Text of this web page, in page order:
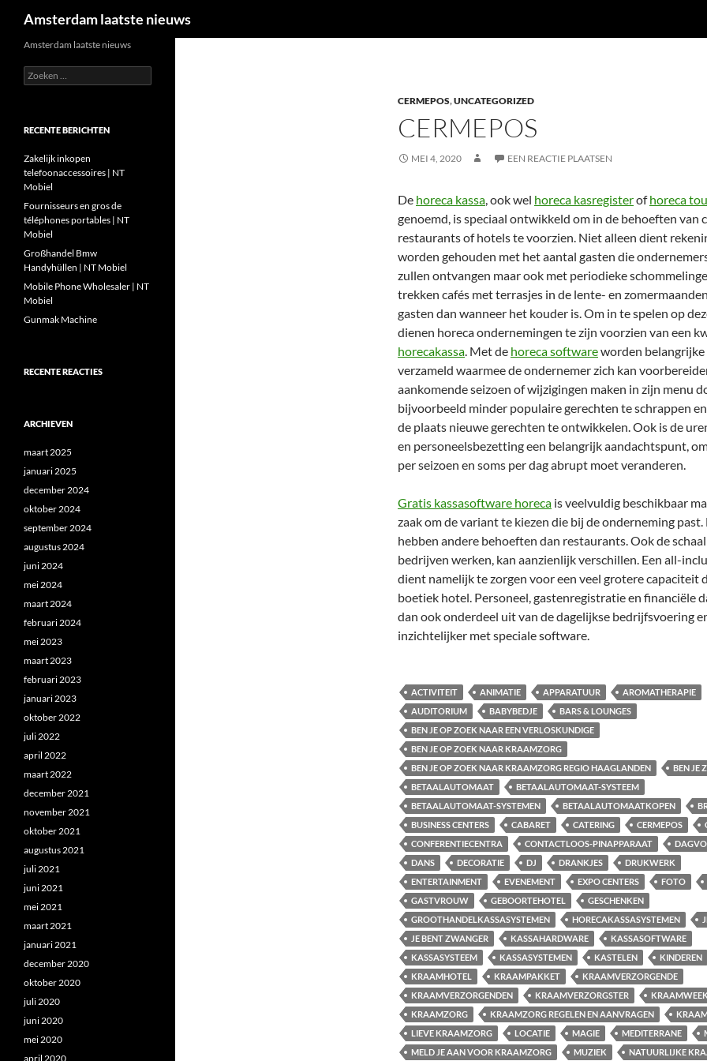
Amsterdam laatste nieuws
CERMEPOS,UNCATEGORIZED
CERMEPOS
MEI 4, 2020 EEN REACTIE PLAATSEN
De horeca kassa, ook wel horeca kasregisterofhoreca
genoemd, is speciaal ontwikkeld om in de behoeften van
restaurants of hotels te voorzien. Niet alleen dient
worden gehouden met het aantal gasten die
zullen ontvangen maar ook met periodieke
trekken cafés met terrasjes in de lente- en
gasten dan wanneer het kouder is. Om in te spelen op
dienen horeca ondernemingen te zijn voorzien van een
horecakassa. Met de horeca softwareworden belangrijke
verzameld waarmee de ondernemer zich kan
aankomende seizoen of wijzigingen maken in zijn menu
bijvoorbeeld minder populaire gerechten te schrappen
de plaats nieuwe gerechten te ontwikkelen. Ook is de
en personeelsbezetting een belangrijk aandachtspunt,
per seizoen en soms per dag abrupt moet veranderen.
Gratis kassasoftware horeca is veelvuldig beschikbaar
zaak om de variant te kiezen die bij de onderneming
hebben andere behoeften dan restaurants. Ook de
bedrijven werken, kan aanzienlijk verschillen. Een all-
dient namelijk te zorgen voor een veel grotere capaciteit
boetiek hotel. Personeel, gastenregistratie en financiële
dan ook onderdeel uit van de dagelijkse bedrijfsvoering
inzichtelijker met speciale software.
ACTIVITEIT ANIMATIE APPARATUUR
AROMATHERAPIE
AUDITORIUM
BABYBEDJE
BARS & LOUNGES
BEN JE OP ZOEK NAAR EEN VERLOSKUNDIGE
BEN JE OP ZOEK NAAR KRAAMZORG
BEN JE OP ZOEK NAAR KRAAMZORG REGIO HAAGLANDEN
BEN JE
BETAALAUTOMAAT
BETAALAUTOMAAT-SYSTEEM
BETAALAUTOMAAT-SYSTEMEN
BETAALAUTOMAATKOPEN
BUSINESS CENTERS
CABARET CATERING CERMEPOS
CONFERENTIECENTRA
CONTACTLOOS-PINAPPARAAT
DANS
DECORATIE DJ DRANKJES
DRUKWERK
ENTERTAINMENT
EVENEMENT EXPO CENTERS
FOTO
GASTVROUW
GEBOORTEHOTEL
GESCHENKEN
GROOTHANDELKASSASYSTEMEN
HORECAKASSASYSTEMEN
JE BENT ZWANGER
KASSAHARDWARE
KASSASOFTWARE
KASSASYSTEEM
KASSASYSTEMEN KASTELEN
KINDEREN
KRAAMHOTEL
KRAAMPAKKET
KRAAMVERZORGENDE
KRAAMVERZORGENDEN
KRAAMVERZORGSTER
KRAAMZORG
KRAAMZORG REGELEN EN AANVRAGEN
LIEVE KRAAMZORG
LOCATIE MAGIE MEDITERRANE
MELD JE AAN VOOR KRAAMZORG
MUZIEK
NATUURLIJKE
Amsterdam laatste nieuws
Zoeken
naar:
RECENTE BERICHTEN
Zakelijk inkopen
telefoonaccessoires | NT
Mobiel
Fournisseurs en gros de
téléphones portables | NT
Mobiel
Großhandel Bmw
Handyhüllen | NT Mobiel
Mobile Phone Wholesaler | NT
Mobiel
Gunmak Machine
RECENTE REACTIES
ARCHIEVEN
maart 2025
januari 2025
december 2024
oktober 2024
september 2024
augustus 2024
juni 2024
mei 2024
maart 2024
februari 2024
mei 2023
maart 2023
februari 2023
januari 2023
oktober 2022
juli 2022
april 2022
maart 2022
december 2021
november 2021
oktober 2021
augustus 2021
juli 2021
juni 2021
mei 2021
maart 2021
januari 2021
december 2020
oktober 2020
juli 2020
juni 2020
mei 2020
april 2020